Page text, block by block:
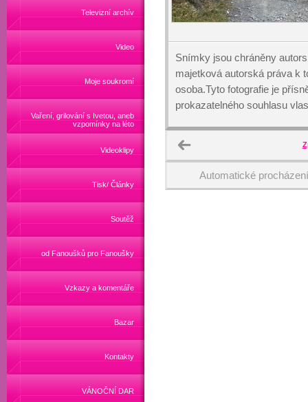
Televizní archív
Video
Moje soukromí
Vaření, grilování s Ivetou, aneb
vzpomínky na léto
Videoklipy
Tisk/ Články
Soutěž
od Fanoušků pro Fanoušky
Vzkazy a komentáře
Bazar
Kontakty
VÁNOČNÍ DAR
Snímky jsou chráněny
majetková autorská práva k
osoba.Tyto fotografie je
prokazatelného souhlasu
Automatické